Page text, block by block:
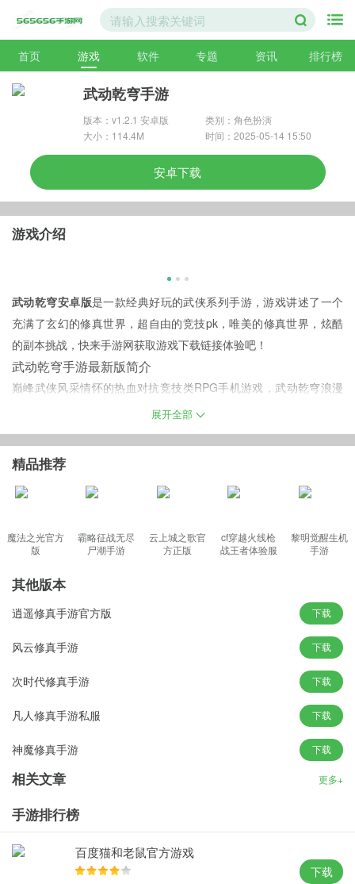
首页 游戏 软件 专题 资讯 排行榜
武动乾穹手游
版本：v1.2.1 安卓版
类别：角色扮演
大小：114.4M
时间：2025-05-14 15:50
安卓下载
游戏介绍
武动乾穹安卓版是一款经典好玩的武侠系列手游，游戏讲述了一个
充满了玄幻的修真世界，超自由的竞技pk，唯美的修真世界，炫酷
的副本挑战，快来手游网获取游戏下载链接体验吧！
武动乾穹手游最新版简介
巅峰武侠风采情怀的热血对抗竞技类RPG手机游戏，武动乾穹浪漫
史诗的故事等你来演绎，超强自由的修真战斗玩法等你来历练成
武动乾穹手机版游戏特色
- 唯美突破变身，超炫合体技能，策略阵容组合；
- 精彩纷呈的奇异世界等你来战，引爆视觉盛宴；
- 唯美突破变身，超炫合体技能，策略阵容组合，引爆视觉盛宴；
- 精彩纷呈的奇异世界等你来战，和小伙伴们一起开启热血玄幻之
- 革新手游玩法，妙趣横生的副本战斗，轻松的历练挂机系统，奇遇
游戏亮点
1、胜利在望的副本任务与你的联盟军团一起出击；
3、boss激情盛宴拉帮结派一起挑战神魔帝都。
展开全部
精品推荐
魔法之光官方
版
霸略征战无尽
尸潮手游
云上城之歌官
方正版
cf穿越火线枪
战王者体验服
黎明觉醒生机
手游
其他版本
逍遥修真手游官方版 下载
风云修真手游 下载
次时代修真手游 下载
凡人修真手游私服 下载
神魔修真手游 下载
相关文章 更多+
手游排行榜
百度猫和老鼠官方游戏
下载